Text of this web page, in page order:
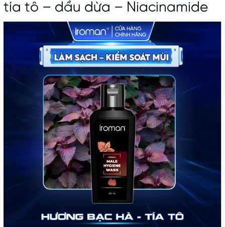
tía tô – dầu dừa – Niacinamide